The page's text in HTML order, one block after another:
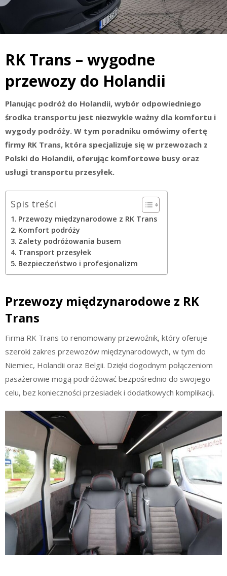
RK Trans – wygodne
przewozy do Holandii
Planując podróż do Holandii, wybór odpowiedniego
środka transportu jest niezwykle ważny dla komfortu i
wygody podróży. W tym poradniku omówimy ofertę
firmy RK Trans, która specjalizuje się w przewozach z
Polski do Holandii, oferując komfortowe busy oraz
usługi transportu przesyłek.
Spis treści
Przewozy międzynarodowe z RK Trans
Komfort podróży
Zalety podróżowania busem
Transport przesyłek
Bezpieczeństwo i profesjonalizm
Przewozy międzynarodowe z RK
Trans
Firma RK Trans to renomowany przewoźnik, który oferuje
szeroki zakres przewozów międzynarodowych, w tym do
Niemiec, Holandii oraz Belgii. Dzięki dogodnym połączeniom
pasażerowie mogą podróżować bezpośrednio do swojego
celu, bez konieczności przesiadek i dodatkowych komplikacji.